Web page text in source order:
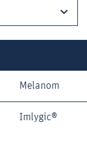
Melanom
Imlygic®